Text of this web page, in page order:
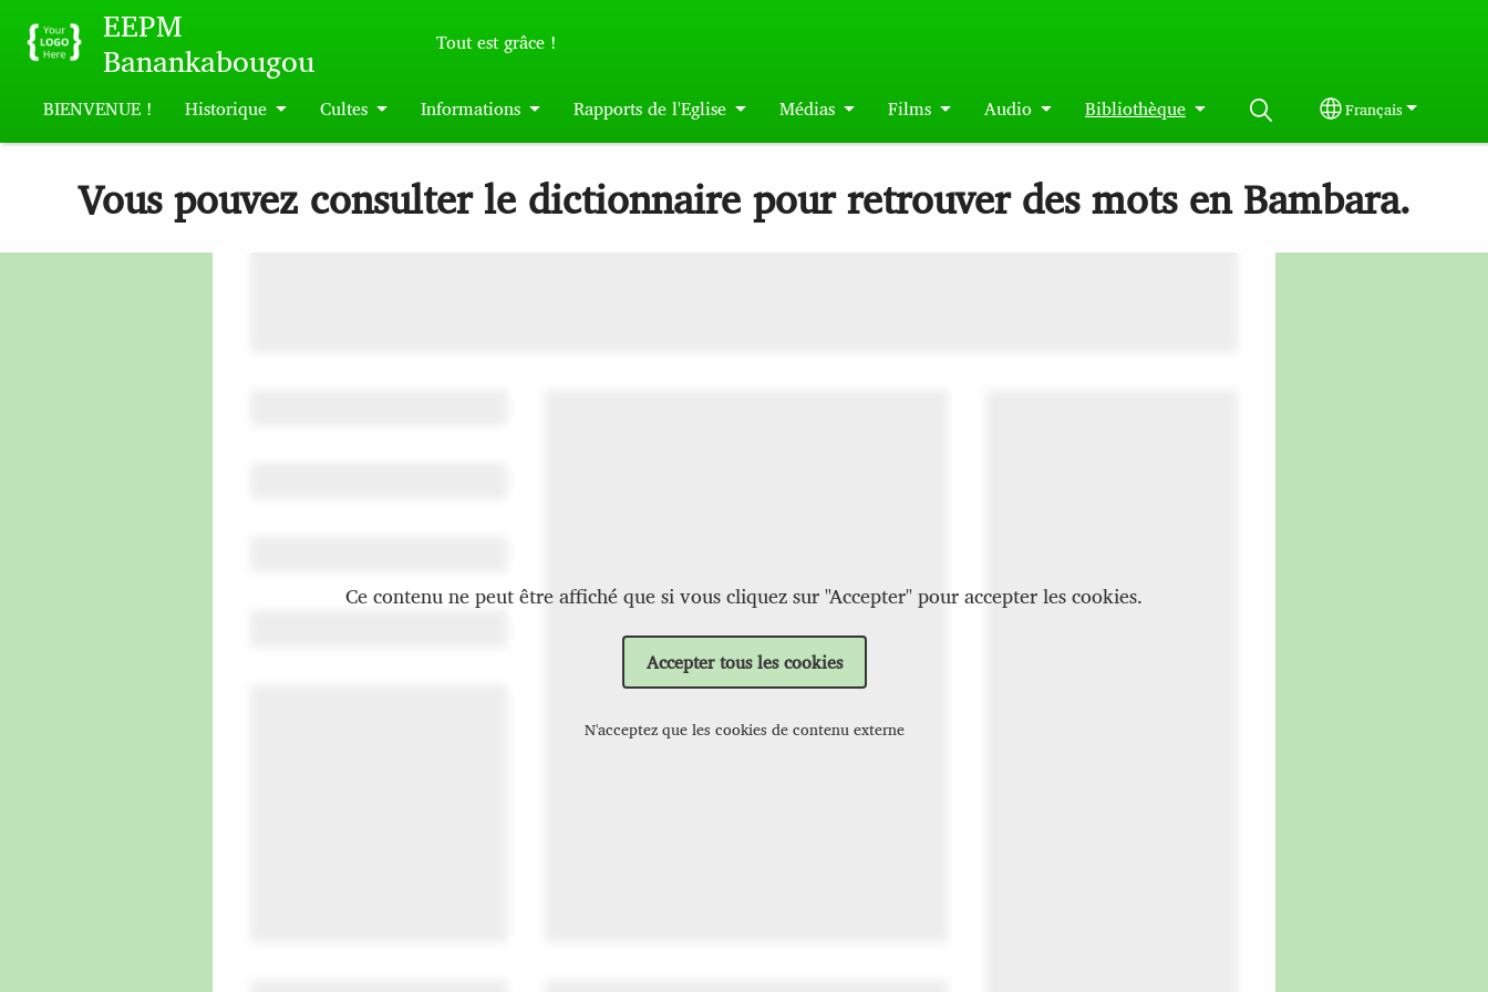
Skip to main content
EEPM
Banankabougou
Tout est grâce !
BIENVENUE ! Historique Cultes Informations Rapports de l'Eglise Médias Films Audio Bibliothèque Select your
Français
Vous pouvez consulter le dictionnaire pour retrouver des mots en Bambara.
Ce contenu ne peut être affiché que si vous cliquez sur "Accepter" pour accepter les cookies.
Accepter tous les cookies
N'acceptez que les cookies de contenu externe